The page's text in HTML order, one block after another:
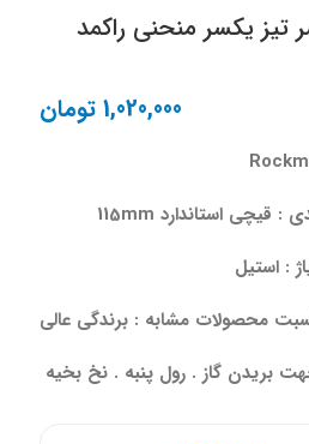
یکسر منحنی راکمد
1,020,000 تومان
: قیچی استاندارد 115mm
: استیل
محصولات مشابه : برندگی عالی
بریدن گاز . رول پنبه . نخ بخیه